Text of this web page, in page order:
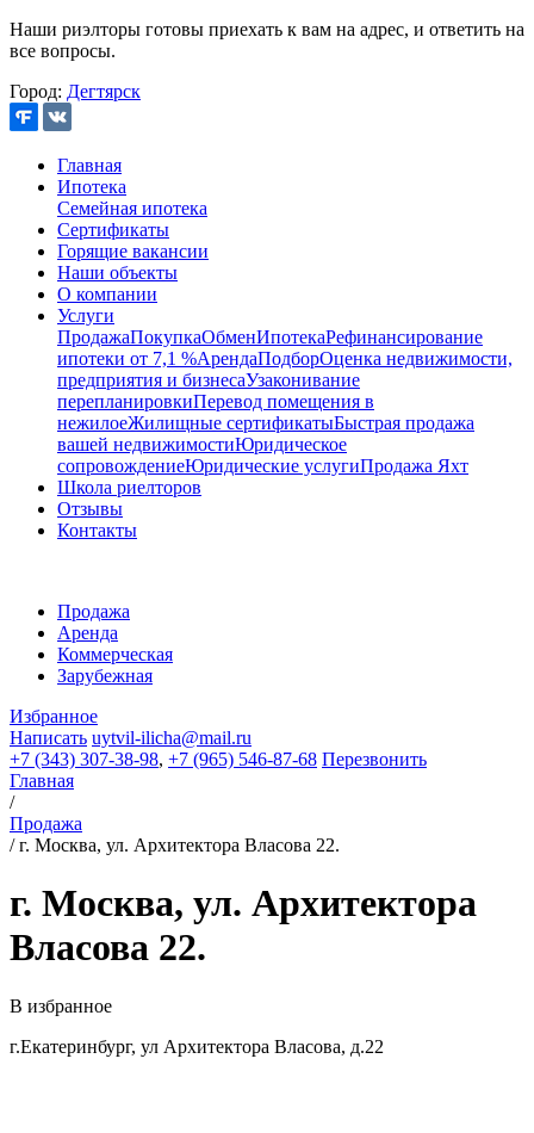
Наши риэлторы готовы приехать к вам на адрес, и ответить на
все вопросы.
Город: Дегтярск
Главная
Ипотека
Семейная ипотека
Сертификаты
Горящие вакансии
Наши объекты
О компании
Услуги
ПродажаПокупкаОбменИпотекаРефинансирование
ипотеки от 7,1 %АрендаПодборОценка недвижимости,
предприятия и бизнесаУзаконивание
перепланировкиПеревод помещения в
нежилоеЖилищные сертификатыБыстрая продажа
вашей недвижимостиЮридическое
сопровождениеЮридические услугиПродажа Яхт
Школа риелторов
Отзывы
Контакты
Продажа
Аренда
Коммерческая
Зарубежная
Избранное
Написать uytvil-ilicha@mail.ru
+7 (343) 307-38-98, +7 (965) 546-87-68 Перезвонить
Главная
/
Продажа
/г. Москва, ул. Архитектора Власова 22.
г. Москва, ул. Архитектора
Власова 22.
В избранное
г.Екатеринбург, ул Архитектора Власова, д.22